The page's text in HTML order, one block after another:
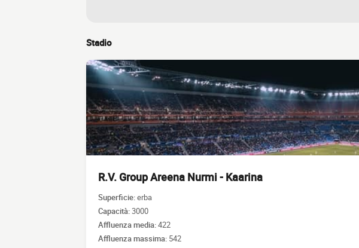
Stadio
R.V. Group Areena Nurmi - Kaarina
Superficie:erba
Capacità:3000
Affluenza media:422
Affluenza massima: 542